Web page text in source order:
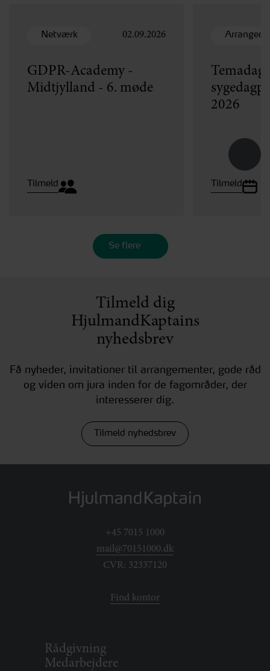
Netværk 02.09.2026
GDPR-Academy -
Midtjylland - 6. møde
Tilmeld
Temadag
2026
Tilmeld
Se flere
Tilmeld dig
HjulmandKaptains
nyhedsbrev
Få nyheder, invitationer til arrangementer, gode råd
og viden om jura inden for de fagområder, der
interesserer dig.
Tilmeld nyhedsbrev
+45 7015 1000
mail@70151000.dk
CVR: 32337120
Find kontor
Rådgivning
Medarbejdere